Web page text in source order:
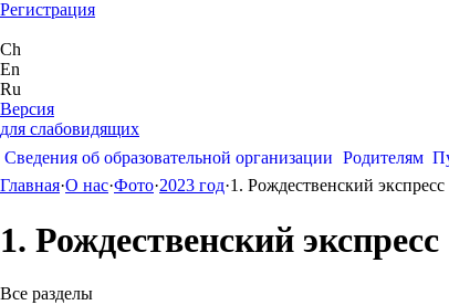
Регистрация
Ch
En
Ru
Версия
для слабовидящих
Сведения об образовательной организации Родителям
Главная·О нас·Фото·2023 год·1. Рождественский экспресс
1. Рождественский экспресс
Все разделы